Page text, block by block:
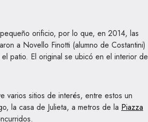
orificio, por lo que, en 2014, las
a Novello Finotti (alumno de Costantini)
patio. El original se ubicó en el interior de
varios sitios de interés, entre estos un
la casa de Julieta, a metros de la Piazza